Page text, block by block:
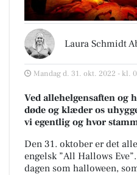
Laura Schmidt
Mandag d. 31. okt. 2022 - kl.
Ved allehelgensaften og
døde og klæder os
vi egentlig og hvor
Den 31. oktober er det
engelsk ”All Hallows
dagen som halloween,